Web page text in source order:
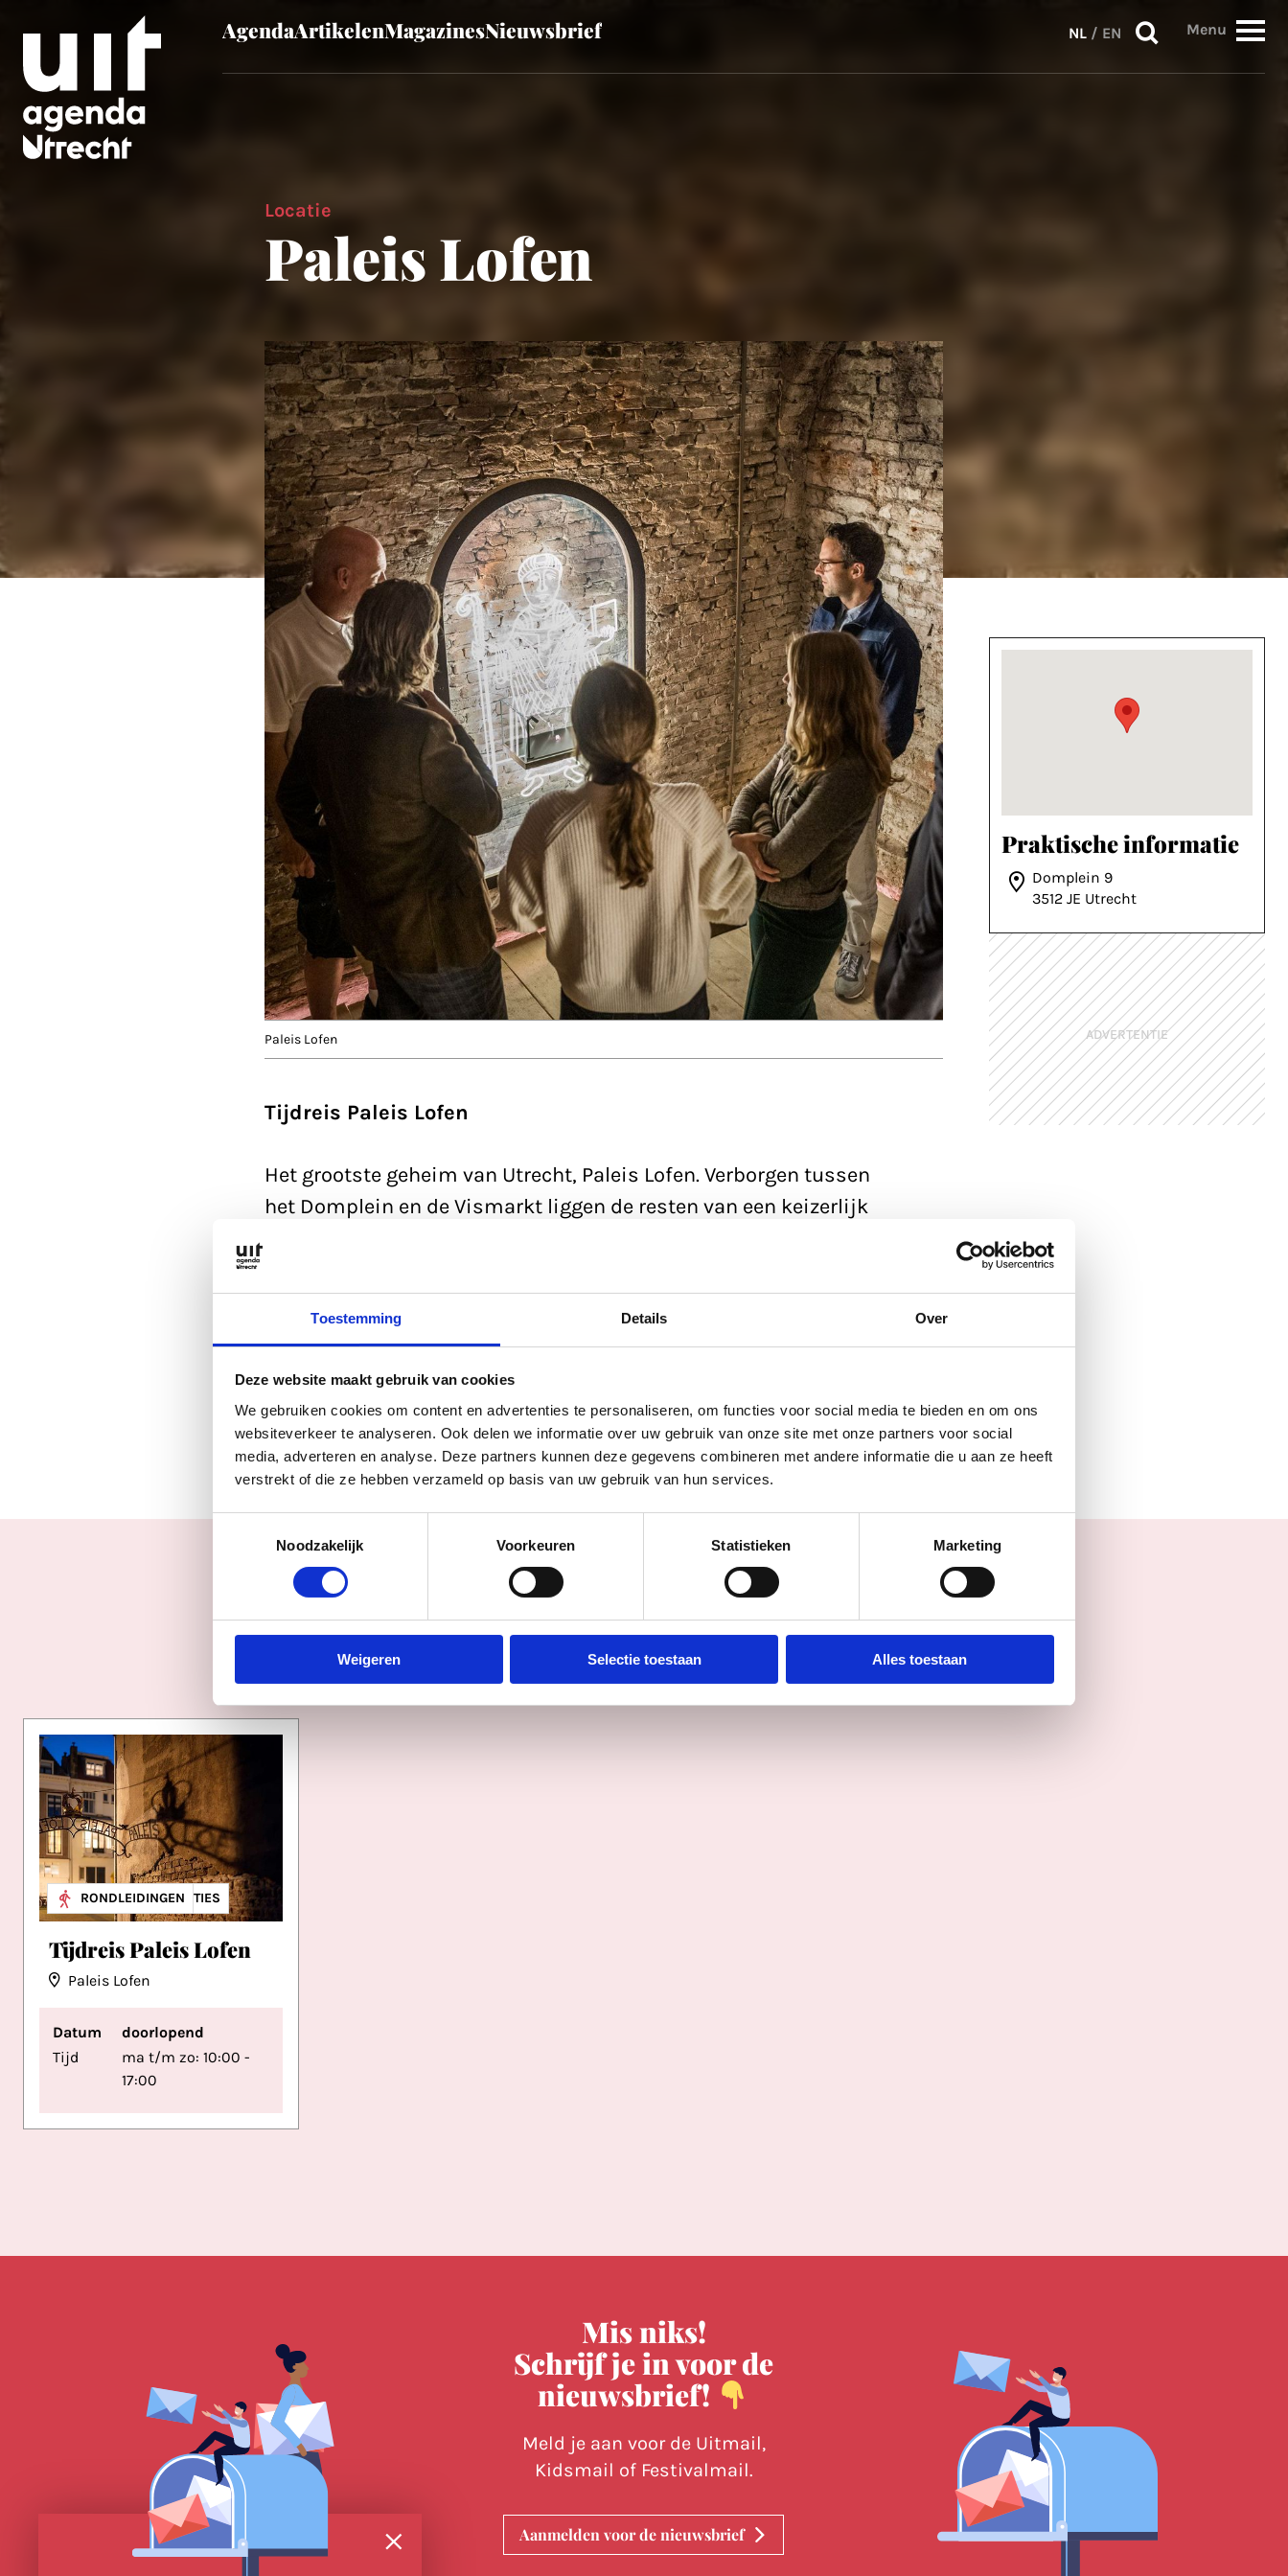
Toestemming Details Over
Deze website maakt gebruik van cookies
We gebruiken cookies om content en advertenties te personaliseren, om functies voor social media te bieden en om ons
websiteverkeer te analyseren. Ook delen we informatie over uw gebruik van onze site met onze partners voor social
media, adverteren en analyse. Deze partners kunnen deze gegevens combineren met andere informatie die u aan ze heeft
verstrekt of die ze hebben verzameld op basis van uw gebruik van hun services.
Noodzakelijk
Voorkeuren Statistieken Marketing
Weigeren Selectie toestaan Alles toestaan
Skip to main content AgendaArtikelenMagazinesNieuwsbrief NL / EN Menu
Locatie
Paleis Lofen
Paleis Lofen
Tijdreis Paleis Lofen
Het grootste geheim van Utrecht, Paleis Lofen. Verborgen tussen
het Domplein en de Vismarkt liggen de resten van een keizerlijk
Ontdek het verhaal dat in Paleis Lofen tot leven komt. Ga op een
stadsrechten krijgt alsof je er zelf bij bent.
Praktische informatie
Domplein 9
3512 JE Utrecht
ADVERTENTIE
Paleis Lofen
MUSEA & EXPOSITIES
RONDLEIDINGEN
Tijdreis Paleis Lofen
Paleis Lofen
Datum
doorlopend
Tijd
ma t/m zo: 10:00 -
17:00
Mis niks!
Schrijf je in voor de
nieuwsbrief!
Meld je aan voor de Uitmail,
Kidsmail of Festivalmail.
Aanmelden voor de nieuwsbrief